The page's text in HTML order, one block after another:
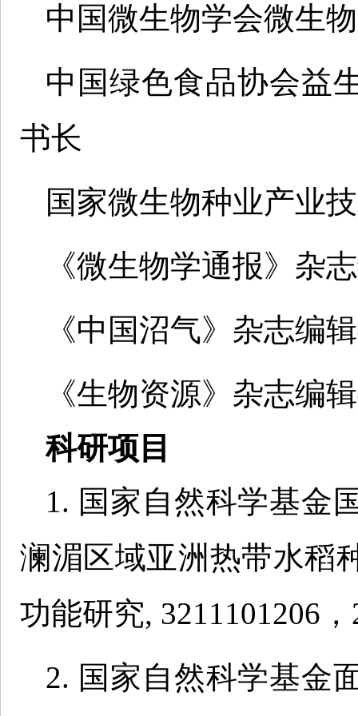
中国微生物学会微生
中国绿色食品协会益
书长
国家微生物种业产业
《微生物学通报》杂
《中国沼气》杂志编
《生物资源》杂志编
科研项目
1. 国家自然科学基金
澜湄区域亚洲热带水稻
功能研究, 3211101206
2. 国家自然科学基金